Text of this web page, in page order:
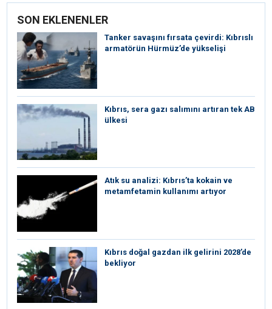
SON EKLENENLER
Tanker savaşını fırsata çevirdi: Kıbrıslı
armatörün Hürmüz’de yükselişi
Kıbrıs, sera gazı salımını artıran tek AB
ülkesi
Atık su analizi: Kıbrıs’ta kokain ve
metamfetamin kullanımı artıyor
Kıbrıs doğal gazdan ilk gelirini 2028’de
bekliyor